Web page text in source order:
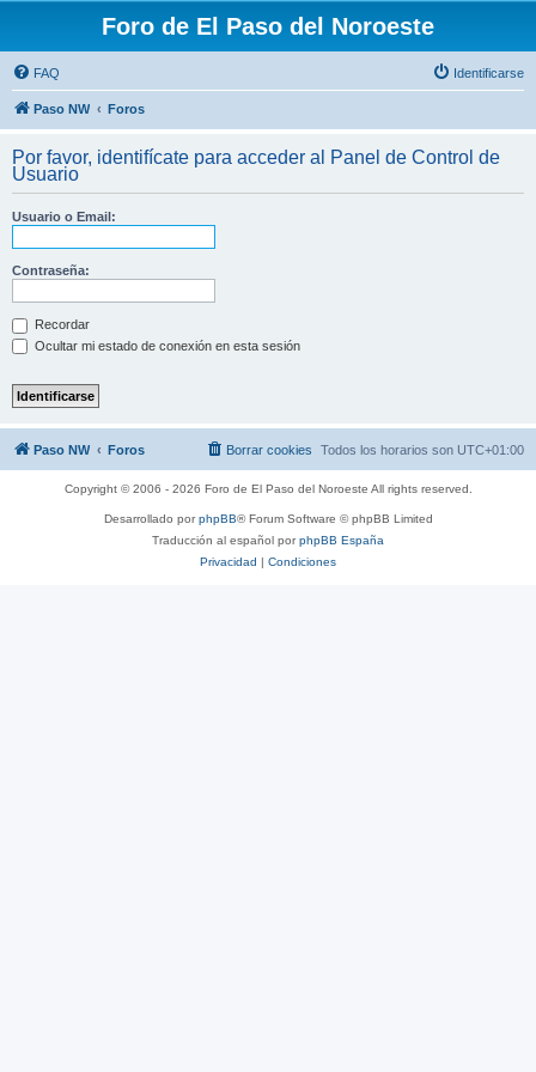
Foro de El Paso del Noroeste
FAQ Identificarse
Paso NW Foros
Por favor, identifícate para acceder al Panel de Control de
Usuario
Usuario o Email:
Contraseña:
Recordar
Ocultar mi estado de conexión en esta sesión
Paso NW Foros Todos los horarios son UTC+01:00
Borrar cookies
Copyright © 2006 - 2026 Foro de El Paso del Noroeste All rights reserved.
Desarrollado porphpBB® Forum Software © phpBB Limited
Traducción al español porphpBB España
Privacidad | Condiciones